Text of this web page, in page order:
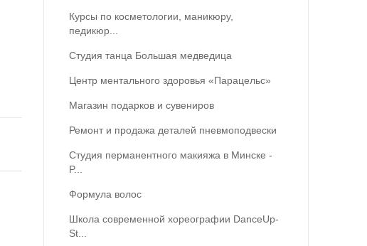
Курсы по косметологии, маникюру,
педикюр...
Студия танца Большая медведица
Центр ментального здоровья «Парацельс»
Магазин подарков и сувениров
Ремонт и продажа деталей пневмоподвески
Студия перманентного макияжа в Минске -
P...
Формула волос
Школа современной хореографии DanceUp-
St...